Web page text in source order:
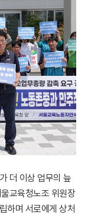
더 이상 업무의 늪
교육청노조 위원장
하며 서로에게 상처